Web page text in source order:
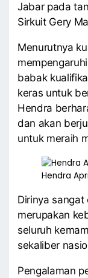
Jabar pada
Sirkuit Gery
Menurutnya
babak
keras untuk
Hendra
dan akan
untuk meraih
Hendra
Dirinya
merupakan
seluruh
sekaliber
Pengalaman